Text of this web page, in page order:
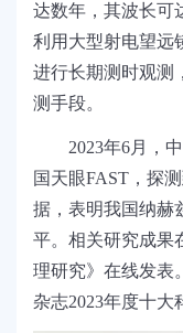
达数年，其波长可
利用大型射电望远
进行长期测时观测
测手段。
2023年6月，
国天眼FAST，探
据，表明我国纳赫
平。相关研究成果
理研究》在线发表
杂志2023年度十大